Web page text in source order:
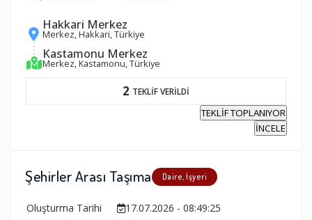
Hakkari Merkez
Merkez, Hakkari, Türkiye
Kastamonu Merkez
Merkez, Kastamonu, Türkiye
2 TEKLİF VERİLDİ
TEKLİF TOPLANIYOR
İNCELE
Şehirler Arası Taşıma Daire, İşyeri
Oluşturma Tarihi
17.07.2026 - 08:49:25